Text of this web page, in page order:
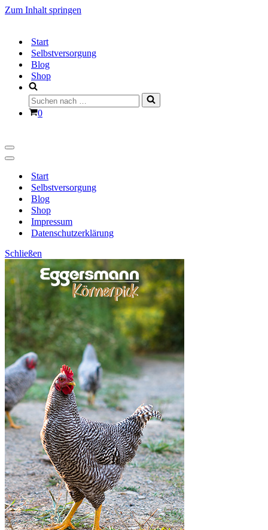
Zum Inhalt springen
Start
Selbstversorgung
Blog
Shop
Suchen
nach …
Warenkorb
0
Navigationsmenü
Navigationsmenü
Start
Selbstversorgung
Blog
Shop
Impressum
Datenschutzerklärung
Schließen